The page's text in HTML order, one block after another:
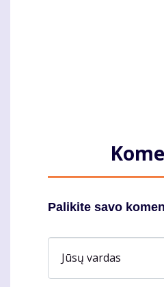
Palikite savo
Jūsų vardas